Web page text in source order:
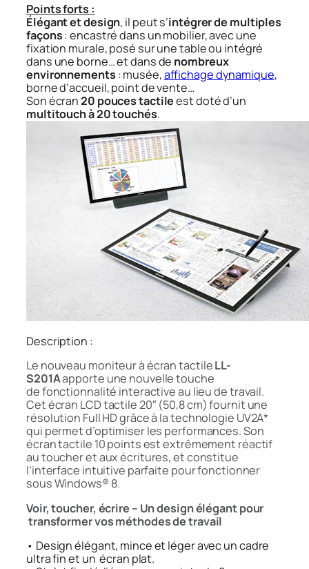
Points forts :
Élégant et design, il peut s’intégrer de multiples
façons: encastré dans un mobilier, avec une
fixation murale, posé sur une table ou intégré
dans une borne… et dans de nombreux
environnements : musée,affichage dynamique,
borne d’accueil, point de vente…
Son écran20 pouces tactileest doté d’un
multitouch à 20 touchés.
Description :
Le nouveau moniteur à écran tactileLL-
S201Aapporte une nouvelle touche
de fonctionnalité interactive au lieu de travail.
Cet écran LCD tactile 20″ (50,8 cm) fournit une
résolution Full HD grâce à la technologie UV2A*
qui permet d’optimiser les performances. Son
écran tactile 10 points est extrêmement réactif
au toucher et aux écritures, et constitue
l’interface intuitive parfaite pour fonctionner
sous Windows® 8.
Voir, toucher, écrire – Un design élégant pour
transformer vos méthodes de travail
• Design élégant, mince et léger avec un cadre
ultra fin et un écran plat.